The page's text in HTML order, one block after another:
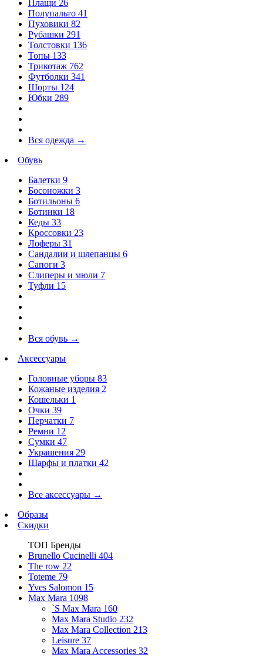
Плащи 26
Полупальто 41
Пуховики 82
Рубашки 291
Толстовки 136
Топы 133
Трикотаж 762
Футболки 341
Шорты 124
Юбки 289
Вся одежда →
Обувь
Балетки 9
Босоножки 3
Ботильоны 6
Ботинки 18
Кеды 33
Кроссовки 23
Лоферы 31
Сандалии и шлепанцы 6
Сапоги 3
Слиперы и мюли 7
Туфли 15
Вся обувь →
Аксессуары
Головные уборы 83
Кожаные изделия 2
Кошельки 1
Очки 39
Перчатки 7
Ремни 12
Сумки 47
Украшения 29
Шарфы и платки 42
Все аксессуары →
Образы
Скидки
ТОП Бренды
Brunello Cucinelli 404
The row 22
Toteme 79
Yves Salomon 15
Max Mara 1098
`S Max Mara 160
Max Mara Studio 232
Max Mara Collection 213
Leisure 37
Max Mara Accessories 32